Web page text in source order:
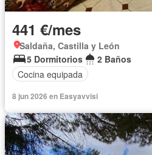
441 €/mes
Saldaña, Castilla y León
5 Dormitorios
2 Baños
Cocina equipada
8 jun 2026 en Easyavvisi